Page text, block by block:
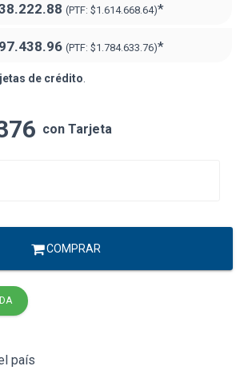
(PTF: $1.614.668.64)*
(PTF: $1.784.633.76)*
de crédito.
con Tarjeta
COMPRAR
país